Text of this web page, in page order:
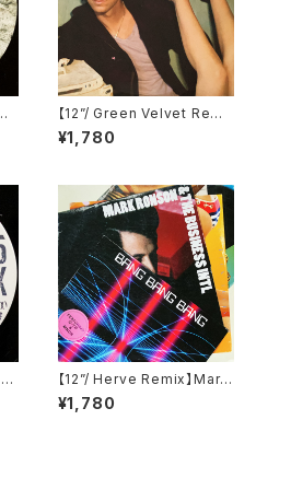
【12”/ Green Velvet Remi
x】Tiga / Shoes (Differe
nt) (DIFB 1216T)
¥1,780
【12”/ Herve Remix】Mark
Ronson & The Business
Intl / Bang Bang Bang (C
¥1,780